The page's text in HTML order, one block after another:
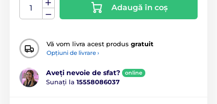
Adaugă în coș
Vă vom livra acest produs gratuit
Opțiuni de livrare ›
Aveți nevoie de sfat? online
Sunați la 15558086037